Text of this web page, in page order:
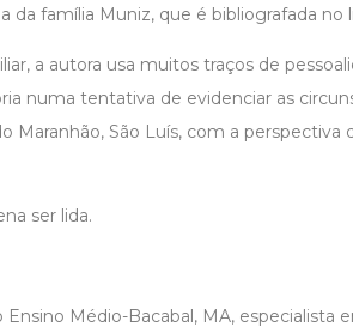
da família Muniz, que é bibliografada no
a autora usa muitos traços de
numa tentativa de evidenciar as
Maranhão, São Luís, com a perspectiva
ser lida.
Ensino Médio-Bacabal, MA, especialista